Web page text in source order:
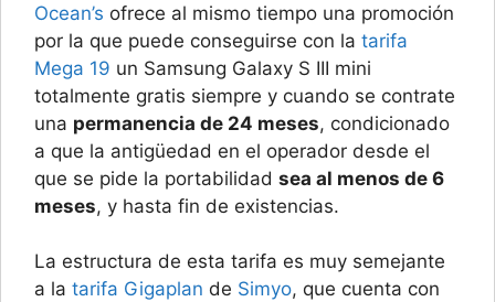
Ocean’s ofrece al mismo tiempo una promoción
por la que puede conseguirse con la tarifa
Mega 19 un Samsung Galaxy S III mini
totalmente gratis siempre y cuando se contrate
una permanencia de 24 meses, condicionado
a que la antigüedad en el operador desde el
que se pide la portabilidad sea al menos de 6
meses, y hasta fin de existencias.
La estructura de esta tarifa es muy semejante
a la tarifa Gigaplan de Simyo, que cuenta con